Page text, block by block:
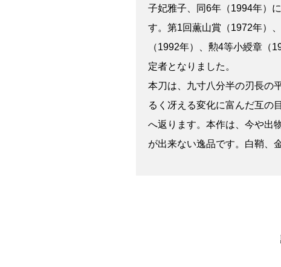
子妃雅子、同6年（1994年）
す。第1回薫山賞（1972年）
（1992年）、勲4等小綬章（
定者となりました。
本刀は、九寸八分半の刃長の
るく冴える変化に富んだ互の
へ返ります。本作は、今や出
が出来ない逸品です。白鞘、